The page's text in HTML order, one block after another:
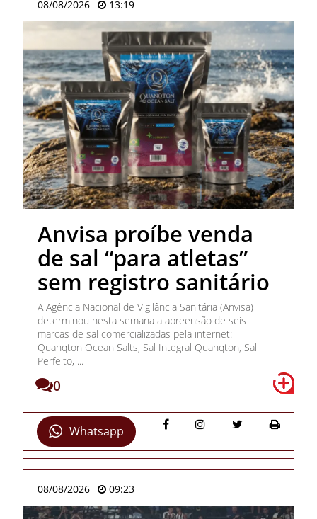
08/08/2026 13:19
Anvisa proíbe venda
de sal “para atletas”
sem registro sanitário
A Agência Nacional de Vigilância Sanitária (Anvisa)
determinou nesta semana a apreensão de seis
marcas de sal comercializadas pela internet:
Quanqton Ocean Salts, Sal Integral Quanqton, Sal
Perfeito, ...
0
Whatsapp
08/08/2026 09:23